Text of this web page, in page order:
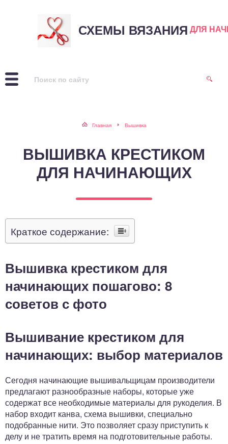
СХЕМЫ ВЯЗАНИЯ ДЛЯ
Главная Вышивка
ВЫШИВКА КРЕСТИКОМ
ДЛЯ НАЧИНАЮЩИХ
Краткое содержание:
Вышивка крестиком для
начинающих пошагово: 8
советов с фото
Вышивание крестиком для
начинающих: выбор материалов
Сегодня начинающие вышивальщицам производители
предлагают разнообразные наборы, которые уже
содержат все необходимые материалы для рукоделия. В
набор входит канва, схема вышивки, специально
подобранные нити. Это позволяет сразу приступить к
делу и не тратить время на подготовительные работы.